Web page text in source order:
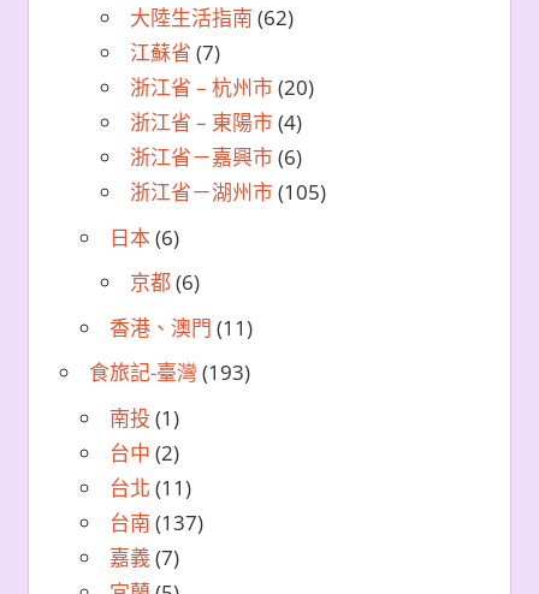
大陸生活指南 (62)
江蘇省 (7)
浙江省 – 杭州市(20)
浙江省 – 東陽市(4)
浙江省－嘉興市(6)
浙江省－湖州市(105)
日本(6)
京都(6)
香港、澳門 (11)
食旅記-臺灣 (193)
南投 (1)
台中 (2)
台北 (11)
台南 (137)
嘉義(7)